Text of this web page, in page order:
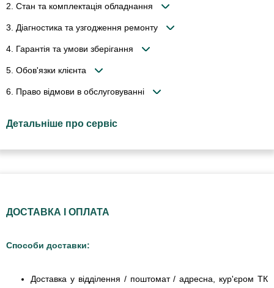
2. Стан та комплектація обладнання
3. Діагностика та узгодження ремонту
4. Гарантія та умови зберігання
5. Обов'язки клієнта
6. Право відмови в обслуговуванні
Детальніше про сервіс
ДОСТАВКА І ОПЛАТА
Способи доставки:
Доставка у відділення / поштомат / адресна, кур'єром ТК